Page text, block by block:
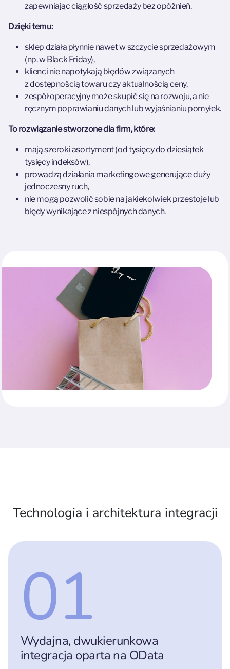
zapewniając ciągłość sprzedaży bez opóźnień.
Dzięki temu:
sklep działa płynnie nawet w szczycie sprzedażowym
(np. w Black Friday),
klienci nie napotykają błędów związanych
z dostępnością towaru czy aktualnością ceny,
zespół operacyjny może skupić się na rozwoju, a nie
ręcznym poprawianiu danych lub wyjaśnianiu pomyłek.
To rozwiązanie stworzone dla firm, które:
mają szeroki asortyment (od tysięcy do dziesiątek
tysięcy indeksów),
prowadzą działania marketingowe generujące duży
jednoczesny ruch,
nie mogą pozwolić sobie na jakiekolwiek przestoje lub
błędy wynikające z niespójnych danych.
Technologia i architektura integracji
01
Wydajna, dwukierunkowa
integracja oparta na OData